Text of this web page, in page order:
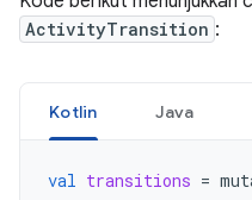
ActivityTransition :
Kotlin Java
val transitions =